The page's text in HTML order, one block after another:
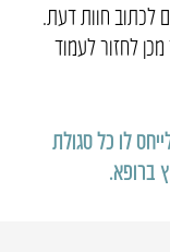
לכתוב חוות דעת.
לחזור לעמוד
לו כל סגולת
ברופא.